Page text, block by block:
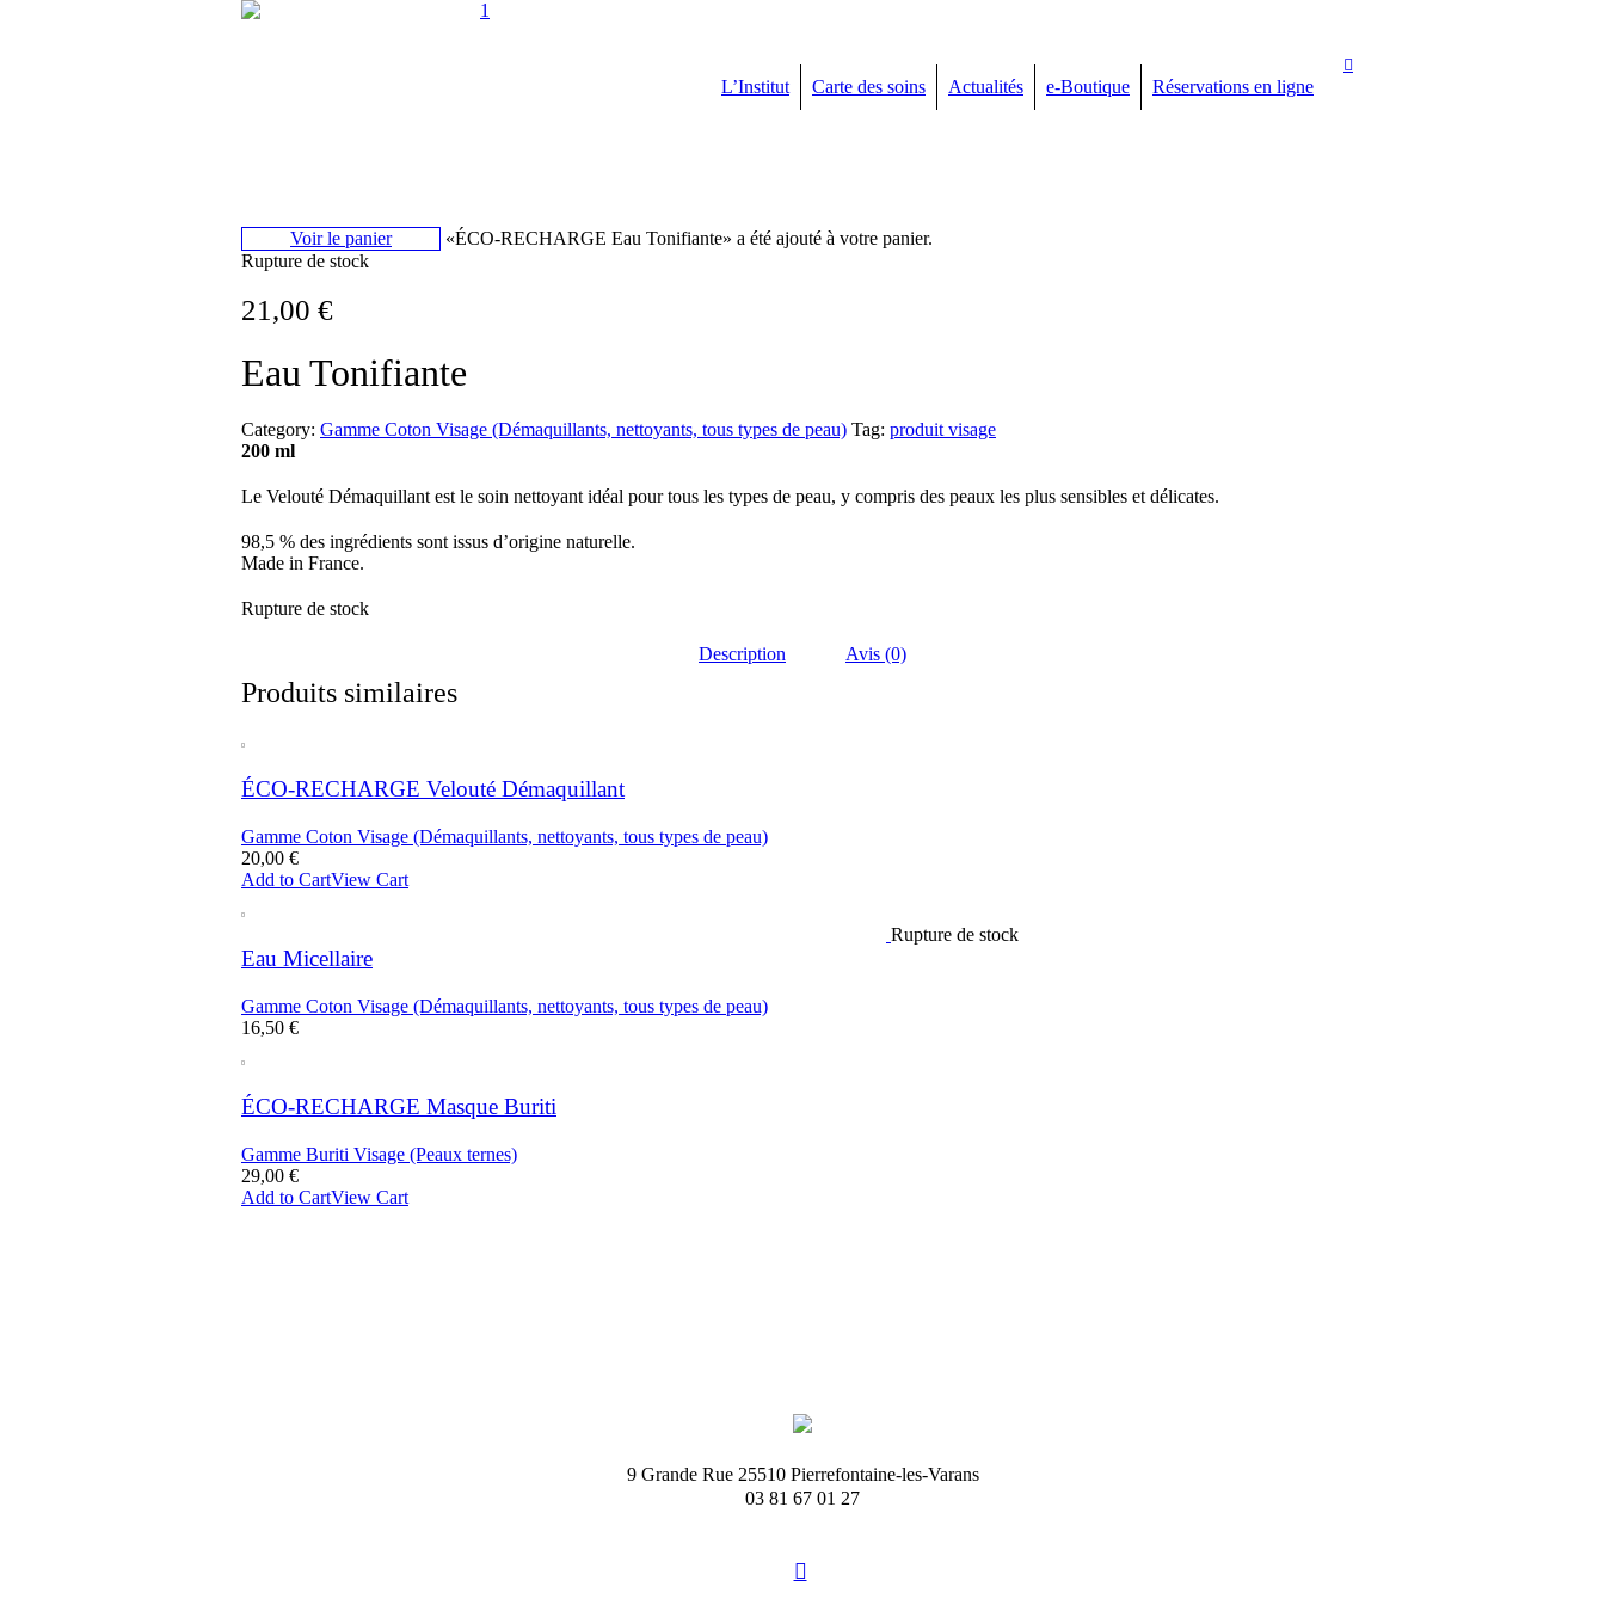
1
L’Institut Carte des soins Actualités e-Boutique Réservations en ligne
Voir le panier
«ÉCO-RECHARGE Eau Tonifiante» a été ajouté à votre panier.
Rupture de stock
21,00 €
Eau Tonifiante
Category: Gamme Coton Visage (Démaquillants, nettoyants, tous types de peau) Tag: produit visage
200 ml
Le Velouté Démaquillant est le soin nettoyant idéal pour tous les types de peau, y compris des peaux les plus sensibles et délicates.
98,5 % des ingrédients sont issus d’origine naturelle.
Made in France.
Rupture de stock
Description Avis (0)
Produits similaires
ÉCO-RECHARGE Velouté Démaquillant
Gamme Coton Visage (Démaquillants, nettoyants, tous types de peau)
20,00 €
Add to CartView Cart
Rupture de stock
Eau Micellaire
Gamme Coton Visage (Démaquillants, nettoyants, tous types de peau)
16,50 €
ÉCO-RECHARGE Masque Buriti
Gamme Buriti Visage (Peaux ternes)
29,00 €
Add to CartView Cart
9 Grande Rue 25510 Pierrefontaine-les-Varans
03 81 67 01 27